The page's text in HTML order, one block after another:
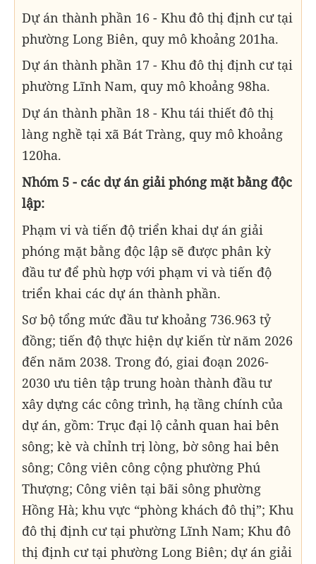
Dự án thành phần 16 - Khu đô thị định cư tại
phường Long Biên, quy mô khoảng 201ha.
Dự án thành phần 17 - Khu đô thị định cư tại
phường Lĩnh Nam, quy mô khoảng 98ha.
Dự án thành phần 18 - Khu tái thiết đô thị
làng nghề tại xã Bát Tràng, quy mô khoảng
120ha.
Nhóm 5 - các dự án giải phóng mặt bằng độc
lập:
Phạm vi và tiến độ triển khai dự án giải
phóng mặt bằng độc lập sẽ được phân kỳ
đầu tư để phù hợp với phạm vi và tiến độ
triển khai các dự án thành phần.
Sơ bộ tổng mức đầu tư khoảng 736.963 tỷ
đồng; tiến độ thực hiện dự kiến từ năm 2026
đến năm 2038. Trong đó, giai đoạn 2026-
2030 ưu tiên tập trung hoàn thành đầu tư
xây dựng các công trình, hạ tầng chính của
dự án, gồm: Trục đại lộ cảnh quan hai bên
sông; kè và chỉnh trị lòng, bờ sông hai bên
sông; Công viên công cộng phường Phú
Thượng; Công viên tại bãi sông phường
Hồng Hà; khu vực “phòng khách đô thị”; Khu
đô thị định cư tại phường Lĩnh Nam; Khu đô
thị định cư tại phường Long Biên; dự án giải